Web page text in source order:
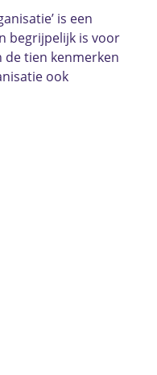
is een
begrijpelijk is voor
de tien kenmerken
ook